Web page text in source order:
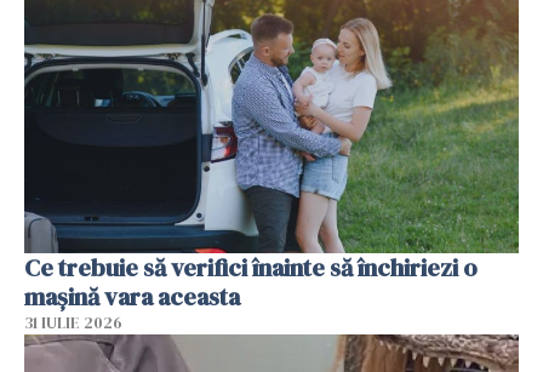
Ce trebuie să verifici înainte să închiriezi o
mașină vara aceasta
31 IULIE 2026